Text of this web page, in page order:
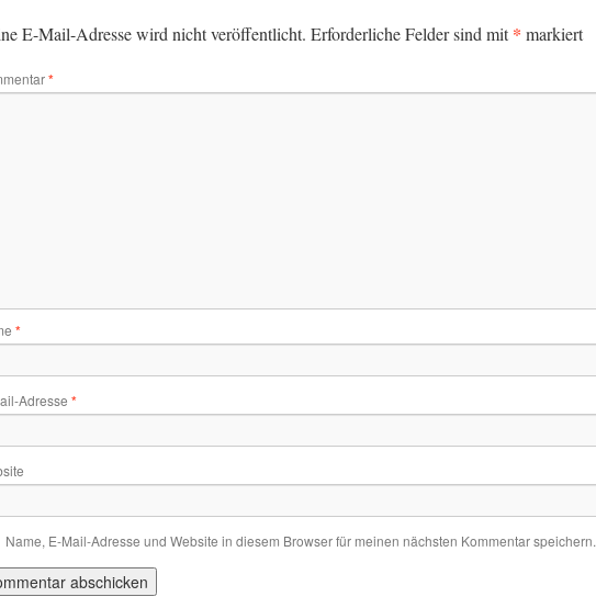
E-Mail-Adresse wird nicht veröffentlicht. Erforderliche Felder sind mit* markiert
*
*
Adresse *
Name, E-Mail-Adresse und Website in diesem Browser für meinen nächsten Kommentar speichern.